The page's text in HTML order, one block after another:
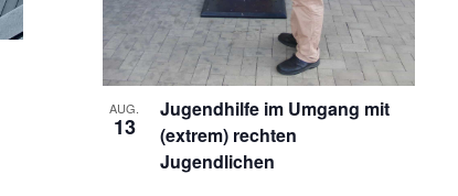
Photo
View
AUG.
13
Jugendhilfe im Umgang mit
(extrem) rechten
Jugendlichen